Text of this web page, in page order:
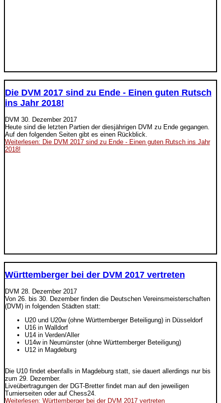
Die DVM 2017 sind zu Ende - Einen guten Rutsch
ins Jahr 2018!
DVM 30. Dezember 2017
Heute sind die letzten Partien der diesjährigen DVM zu Ende gegangen.
Auf den folgenden Seiten gibt es einen Rückblick.
Weiterlesen: Die DVM 2017 sind zu Ende - Einen guten Rutsch ins Jahr
2018!
Württemberger bei der DVM 2017 vertreten
DVM 28. Dezember 2017
Von 26. bis 30. Dezember finden die Deutschen Vereinsmeisterschaften
(DVM) in folgenden Städten statt:
U20 und U20w (ohne Württemberger Beteiligung) in Düsseldorf
U16 in Walldorf
U14 in Verden/Aller
U14w in Neumünster (ohne Württemberger Beteiligung)
U12 in Magdeburg
Die U10 findet ebenfalls in Magdeburg statt, sie dauert allerdings nur bis
zum 29. Dezember.
Liveübertragungen der DGT-Bretter findet man auf den jeweiligen
Turnierseiten oder auf Chess24.
Weiterlesen: Württemberger bei der DVM 2017 vertreten